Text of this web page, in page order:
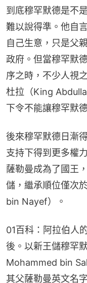
到底穆罕默德是不
難以說得準。他自
自己生意，只是父
政府。但當穆罕默
序之時，不少人視
杜拉（King
下令不能讓穆罕默
後來穆罕默德日漸
支持下得到更多權
薩勒曼成為了國王
儲，繼承順位僅次
bin Nayef）。
01百科：阿拉伯人
後。以新王儲穆罕
Mohammed bin
其父薩勒曼英文名